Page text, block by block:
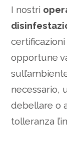
I nostri
opportune
necessario,
debellare o
tolleranza